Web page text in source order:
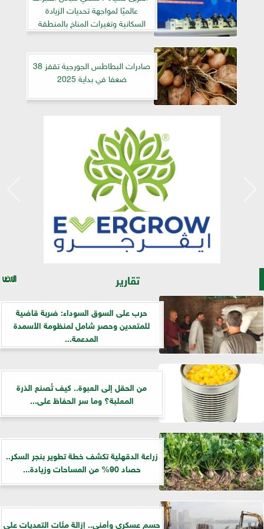
عالميًا لمواجهة تحديات الزيادة
السكانية وتغيرات المناخ بالمنطقة
صادرات البطاطس الجورجية تقفز 38
ضعفا في بداية 2025
تقارير
حرب على السوق السوداء: ضربة قاضية
للمتعدين وحصر شامل لمنظومة الأسمدة
المدعمة...
من الحقل إلى العبوة.. كيف تُصنع الذرة
المعلبة؟ وما سر الحفاظ على...
زراعة الدقهلية تكشف خطة تطوير بنجر السكر..
حصاد 90% من المساحات وزيادة...
حسم عسكري وأمني.. إزالة مئات التعديات على